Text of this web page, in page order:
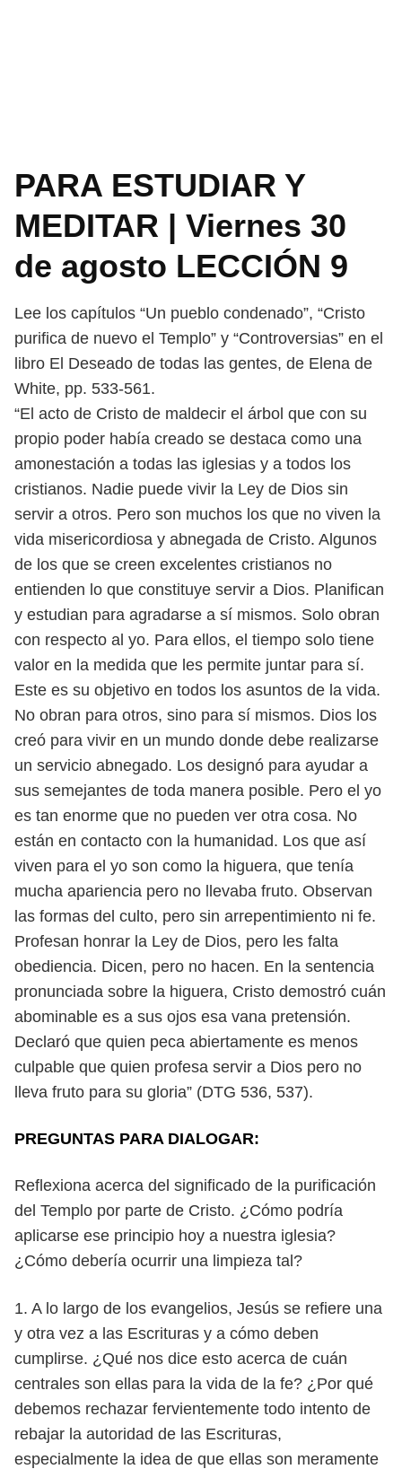
PARA ESTUDIAR Y
MEDITAR | Viernes 30
de agosto LECCIÓN 9
Lee los capítulos “Un pueblo condenado”, “Cristo
purifica de nuevo el Templo” y “Controversias” en el
libro El Deseado de todas las gentes, de Elena de
White, pp. 533-561.
“El acto de Cristo de maldecir el árbol que con su
propio poder había creado se destaca como una
amonestación a todas las iglesias y a todos los
cristianos. Nadie puede vivir la Ley de Dios sin
servir a otros. Pero son muchos los que no viven la
vida misericordiosa y abnegada de Cristo. Algunos
de los que se creen excelentes cristianos no
entienden lo que constituye servir a Dios. Planifican
y estudian para agradarse a sí mismos. Solo obran
con respecto al yo. Para ellos, el tiempo solo tiene
valor en la medida que les permite juntar para sí.
Este es su objetivo en todos los asuntos de la vida.
No obran para otros, sino para sí mismos. Dios los
creó para vivir en un mundo donde debe realizarse
un servicio abnegado. Los designó para ayudar a
sus semejantes de toda manera posible. Pero el yo
es tan enorme que no pueden ver otra cosa. No
están en contacto con la humanidad. Los que así
viven para el yo son como la higuera, que tenía
mucha apariencia pero no llevaba fruto. Observan
las formas del culto, pero sin arrepentimiento ni fe.
Profesan honrar la Ley de Dios, pero les falta
obediencia. Dicen, pero no hacen. En la sentencia
pronunciada sobre la higuera, Cristo demostró cuán
abominable es a sus ojos esa vana pretensión.
Declaró que quien peca abiertamente es menos
culpable que quien profesa servir a Dios pero no
lleva fruto para su gloria” (DTG 536, 537).
PREGUNTAS PARA DIALOGAR:
Reflexiona acerca del significado de la purificación
del Templo por parte de Cristo. ¿Cómo podría
aplicarse ese principio hoy a nuestra iglesia?
¿Cómo debería ocurrir una limpieza tal?
1. A lo largo de los evangelios, Jesús se refiere una
y otra vez a las Escrituras y a cómo deben
cumplirse. ¿Qué nos dice esto acerca de cuán
centrales son ellas para la vida de la fe? ¿Por qué
debemos rechazar fervientemente todo intento de
rebajar la autoridad de las Escrituras,
especialmente la idea de que ellas son meramente